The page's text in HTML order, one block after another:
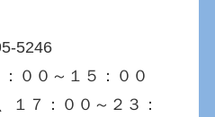
5246
０～１５：００
１７：００～２３：